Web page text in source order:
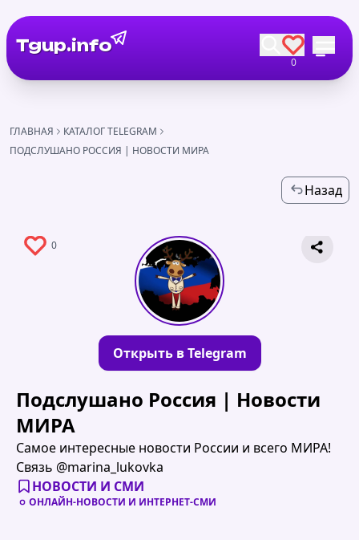
Tgup.info
0
ГЛАВНАЯ
КАТАЛОГ TELEGRAM
ПОДСЛУШАНО РОССИЯ | НОВОСТИ МИРА
Назад
0
Открыть в Telegram
Подслушано Россия | Новости
МИРА
Cамое интересные новости России и всего МИРА!
Связь @marina_lukovka
НОВОСТИ И СМИ
ОНЛАЙН-НОВОСТИ И ИНТЕРНЕТ-СМИ